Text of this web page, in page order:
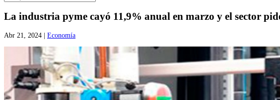
La industria pyme cayó 11,9% anual en marzo y el sector
Abr 21, 2024 Economía